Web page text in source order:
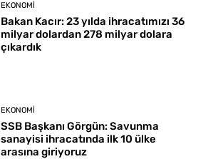
EKONOMI
Bakan Kacır: 23 yılda ihracatımızı 36
milyar dolardan 278 milyar dolara
çıkardık
EKONOMI
SSB Başkanı Görgün: Savunma
sanayisi ihracatında ilk 10 ülke
arasına giriyoruz